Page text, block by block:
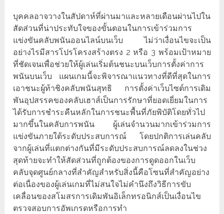
บุคคลอาจวางในสัปดาห์ที่ผ่านมาและหลายเดือนผ่านไปใน
สัดส่วนที่น่าประทับใจของขั้นตอนในการเข้าร่วมการ
แข่งขันคลับพนันออนไลน์บนเว็บ ไม่ว่าเงื่อนไขจะเป็น
อย่างไรมีสารโปรโครงสร้างตรง 2 หรือ 3 พร้อมเป้าหมาย
ที่ชัดเจนเพื่อช่วยให้ผู้เล่นเริ่มต้นชนะบนเว็บการตั้งค่าการ
พนันบนเว็บ แผนเกมนี้จะพิจารณาแนวทางที่ดีที่สุดในการ
เอาชนะผู้ท้าชิงคลับพนันสุทธิ การตั้งค่าเว็บไซต์การเดิม
พันอุปสรรคของคลับเฮาส์เป็นการรักษาที่ยอดเยี่ยมในการ
ได้รับการชำระคืนหลักในการชนะพื้นที่ภัยพิบัติโดยทั่วไป
มากขึ้นในคลับการพนัน ผู้เล่นจำนวนมากเข้าร่วมการ
แข่งขันภายใต้ระดับประสบการณ์ โดยปกติการเล่นคลับ
จากผู้เล่นที่แตกต่างกันที่มีระดับประสบการณ์ลดลงในช่วง
สุดท้ายจะทำให้สัดส่วนที่ถูกต้องของการดูดออกในเว็บ
คลับจุดศูนย์กลางที่สำคัญสำหรับสิ่งนี้คือโซนที่สำคัญอย่าง
ต่อเนื่องของผู้เล่นเกมที่ไม่สนใจไม่คำนึงถึงวิธีการขับ
เคลื่อนของสโมสรการเดิมพันอิเล็กทรอนิกส์เป็นเงื่อนไข
ตรวจสอบการอัพเกรดหรือการทำ